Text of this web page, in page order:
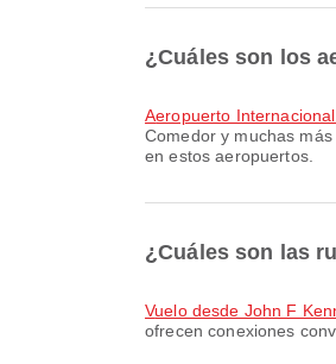
¿Cuáles son los
Aeropuerto
Comedor y muchas
en estos aeropuertos.
¿Cuáles son las
Vuelo desde John F
ofrecen conexiones